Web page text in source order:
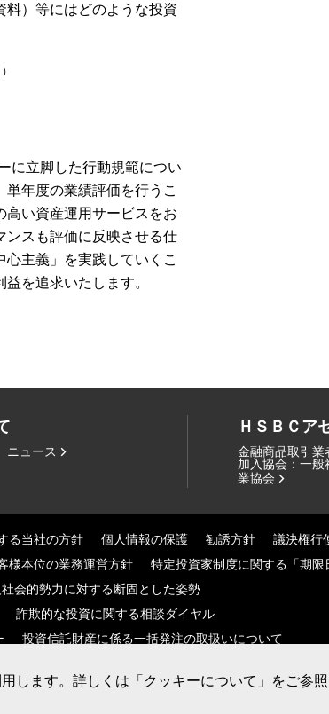
料）等にはどのような投資
に立脚した行動規範につい
年度の業績評価を行うこ
高い資産運用サービスをお
ンスも評価に反映させる仕
主義」を実践していくこ
を追求いたします。
ニュース
ＨＳＢＣア
金融商品取引
加入協会：一
業協会
る当社の方針 個人情報の保護 勧誘方針
議決権行
様本位の業務運営方針
特定投資家制度に関する「期限
社会的勢力に対する断固とした姿勢
詐欺的な投資に関する相談ダイヤル
投資信託財産に係る一括発注の取扱いについて
します。詳しくは「クッキーについて 」をご参